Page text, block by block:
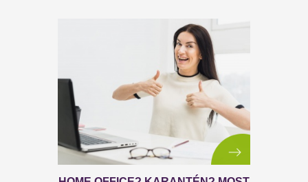
EGY SOKKAL NAGYOBB
AMIRŐL SENKI NEM BESZÉL…
Vannak járványok, melyek sokkal súlyosabb károkat
okoznak, sokkal több embert érintenek és sokkal
több embert veszítünk el általuk...